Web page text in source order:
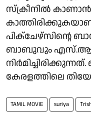
സ്ക്രീനിൽ
പിക്ചേഴ്സിന്റെ
ബാബുവും എസ്.ആർ.
കേരളത്തിലെ
TAMIL MOVIE suriya